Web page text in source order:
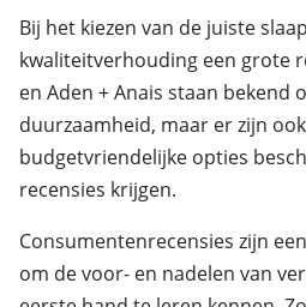
Bij het kiezen van de juiste
kwaliteitverhouding een grote
en Aden + Anais staan bekend
duurzaamheid, maar er zijn
budgetvriendelijke opties
recensies krijgen.
Consumentenrecensies zijn
om de voor- en nadelen van